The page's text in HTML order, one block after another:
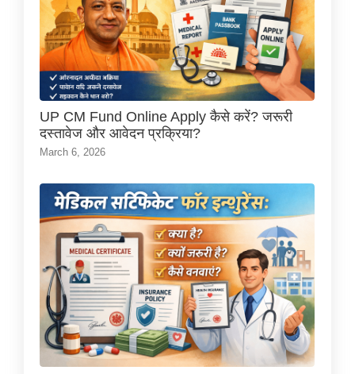
UP CM Fund Online Apply कैसे करें? जरूरी
दस्तावेज और आवेदन प्रक्रिया?
March 6, 2026